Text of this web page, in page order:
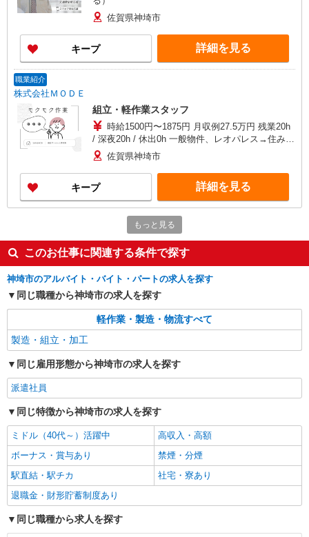
佐賀県神埼市
キープ 詳細を見る
職業紹介
株式会社ＭＯＤＥ
組立・軽作業スタッフ
時給1500円〜1875円 月収例27.5万円 残業20h
/ 深夜20h / 休出0h 一般物件、レオパレス→住み込
みでお仕事可能★☆ 綺麗な1R、1Kをご用意☆
佐賀県神埼市
キープ 詳細を見る
もっと見る
このお仕事に関連する条件で探す
神埼市のアルバイト・バイト・パートの求人を探す
同じ職種から神埼市の求人を探す
軽作業・製造・物流すべて
製造・組立・加工
同じ雇用形態から神埼市の求人を探す
派遣社員
同じ特徴から神埼市の求人を探す
ミドル（40代～）活躍中
高収入・高額
ボーナス・賞与あり
禁煙・分煙
駅直結・駅チカ
社宅・寮あり
退職金・財形貯蓄制度あり
同じ職種から求人を探す